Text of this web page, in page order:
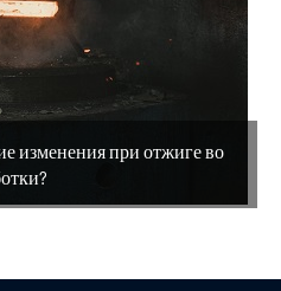
изменения при отжиге во